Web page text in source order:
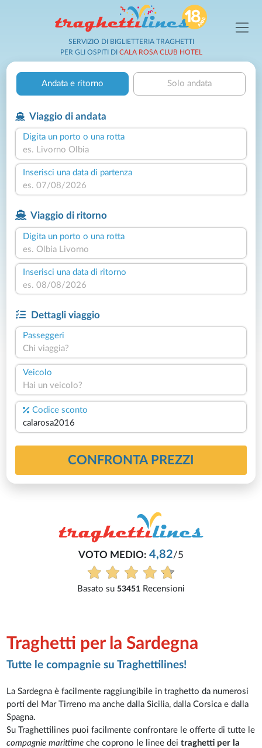
SERVIZIO DI BIGLIETTERIA TRAGHETTI
PER GLI OSPITI DI CALA ROSA CLUB HOTEL
Andata e ritorno Solo andata
Viaggio di andata
Digita un porto o una rotta
Inserisci una data di partenza
Viaggio di ritorno
Digita un porto o una rotta
Inserisci una data di ritorno
Dettagli viaggio
Passeggeri
Chi viaggia?
Veicolo
Hai un veicolo?
Codice sconto
CONFRONTA PREZZI
VOTO MEDIO: 4,82/5
Basato su 53451 Recensioni
Traghetti per la Sardegna
Tutte le compagnie su Traghettilines!
La Sardegna è facilmente raggiungibile in traghetto da numerosi
porti del Mar Tirreno ma anche dalla Sicilia, dalla Corsica e dalla
Spagna.
Su Traghettilines puoi facilmente confrontare le offerte di tutte le
compagnie marittime che coprono le linee deitraghetti per la